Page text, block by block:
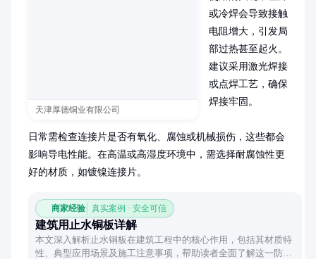
天津厚德铜业有限公司
或冷焊会导致接触
电阻增大，引发局
部过热甚至起火。
建议采用激光焊接
或点焊工艺，确保
焊接牢固。
日常需检查连接片是否有氧化、腐蚀或机械损伤，这些都会
影响导电性能。在高温或高湿度环境中，需选择耐腐蚀性更
好的材质，如镀镍连接片。
商家经验 真实案例 · 安全可信
建筑用止水铜板详解
本文深入解析止水铜板在建筑工程中的核心作用，包括其材质特
性、典型应用场景及施工注意事项，帮助读者全面了解这一防水